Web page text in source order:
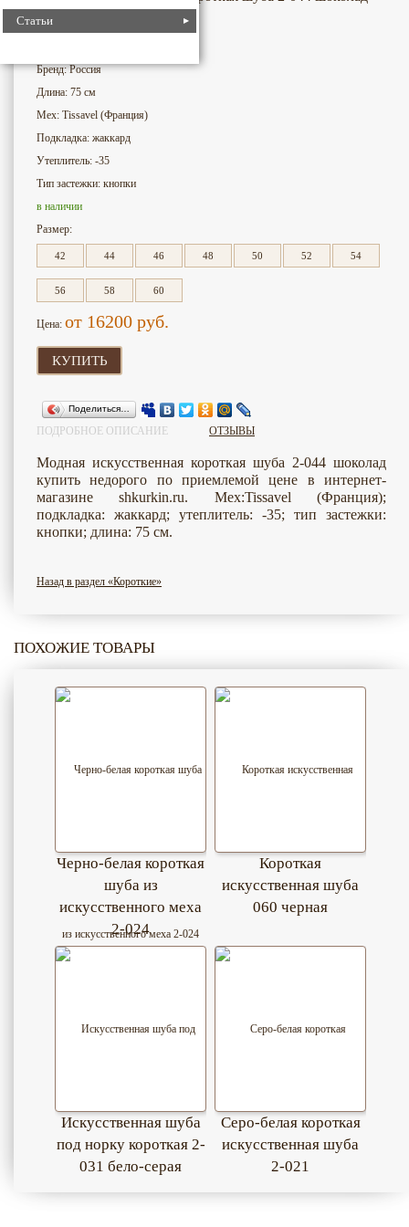
Статьи
Бренд: Россия
Длина: 75 см
Мех: Tissavel (Франция)
Подкладка: жаккард
Утеплитель: -35
Тип застежки: кнопки
в наличии
Размер:
42 44 46 48 50 52 54
56 58 60
Цена: от 16200 руб.
КУПИТЬ
Поделиться…
ПОДРОБНОЕ ОПИСАНИЕ ОТЗЫВЫ
Модная искусственная короткая шуба 2-044 шоколад
купить недорого по приемлемой цене в интернет-
магазине shkurkin.ru. Мех:Tissavel (Франция);
подкладка: жаккард; утеплитель: -35; тип застежки:
кнопки; длина: 75 см.
Назад в раздел «Короткие»
ПОХОЖИЕ ТОВАРЫ
Черно-белая короткая
шуба из
искусственного меха
2-024
Короткая
искусственная шуба
060 черная
Искусственная шуба
под норку короткая 2-
031 бело-серая
Серо-белая короткая
искусственная шуба
2-021